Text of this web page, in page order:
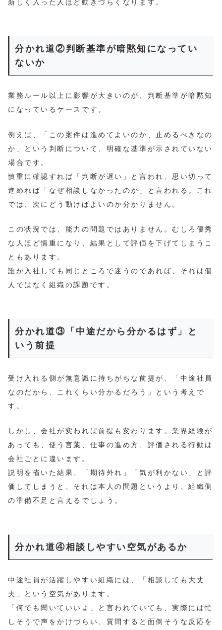
新しく入った人ほど動きづらくなります。
分かれ道②判断基準が暗黙知になってい
ないか
業務ルール以上に影響が大きいのが、判断基準が暗黙知
になっているケースです。
例えば、「この案件は進めてよいのか、止めるべきなの
か」という判断について、明確な基準が示されていない
場合です。
慎重に確認すれば「判断が遅い」と言われ、思い切って
進めれば「なぜ相談しなかったのか」と言われる。これ
では、次にどう動けばよいのか分かりません。
この状況では、能力の問題ではありません。むしろ優秀
な人ほど慎重になり、結果として評価を下げてしまうこ
ともあります。
誰が入社しても同じところで迷うのであれば、それは個
人ではなく組織の課題です。
分かれ道③「中途だから分かるはず」と
いう前提
受け入れる側が無意識に持ちがちな前提が、「中途社員
なのだから、これくらい分かるだろう」という考えで
す。
しかし、会社が変われば前提も変わります。業界経験が
あっても、使う言葉、仕事の進め方、評価される行動は
会社ごとに違います。
説明を省いた結果、「期待外れ」「気が利かない」と評
価してしまうと、それは本人の問題というより、組織側
の準備不足と言えるでしょう。
分かれ道④相談しやすい空気があるか
中途社員が活躍しやすい組織には、「相談しても大丈
夫」という空気があります。
「何でも聞いていいよ」と言われていても、実際には忙
しそうで声をかけづらい、質問すると面倒そうな反応を